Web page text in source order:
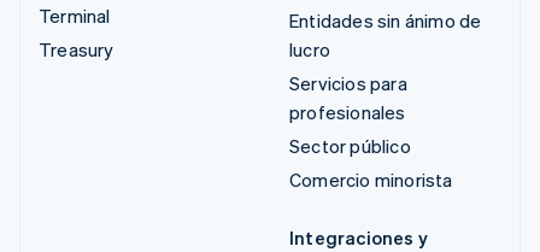
Terminal
Treasury
Entidades sin ánimo de
lucro
Servicios para
profesionales
Sector público
Comercio minorista
Integraciones y